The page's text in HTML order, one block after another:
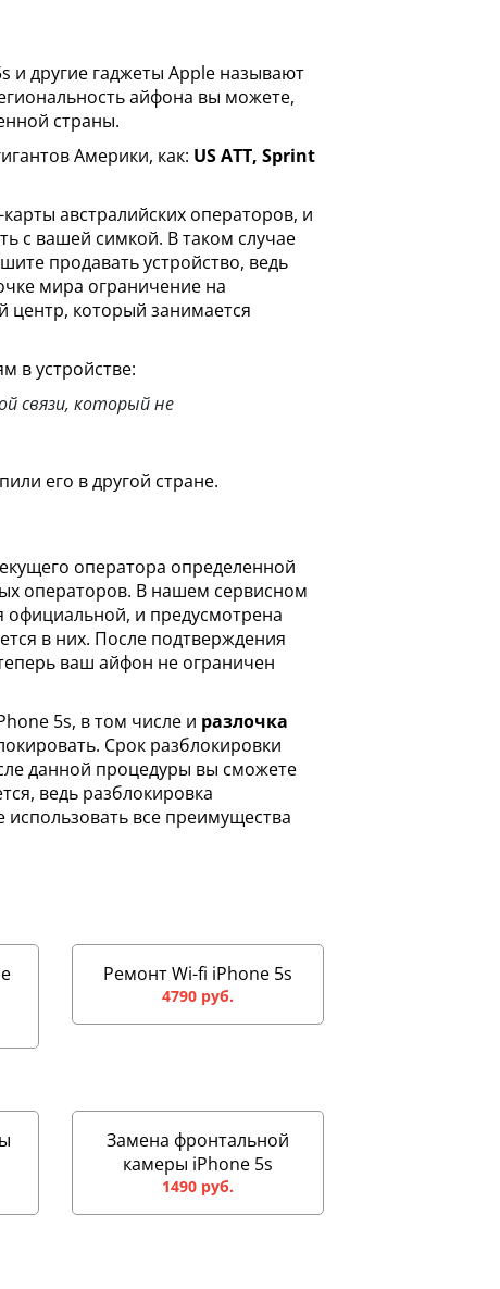
и другие гаджеты Apple называют
айфона вы можете,
страны.
Америки, как: US ATT, Sprint
австралийских операторов, и
с вашей симкой. В таком случае
продавать устройство, ведь
мира ограничение на
который занимается
в устройстве:
связи, который не
его в другой стране.
оператора определенной
операторов. В нашем сервисном
официальной, и предусмотрена
в них. После подтверждения
ваш айфон не ограничен
5s, в том числе и разлочка
Срок разблокировки
данной процедуры вы сможете
ведь разблокировка
все преимущества
Ремонт Wi-fi iPhone 5s
4790 руб.
Замена фронтальной
камеры iPhone 5s
1490 руб.